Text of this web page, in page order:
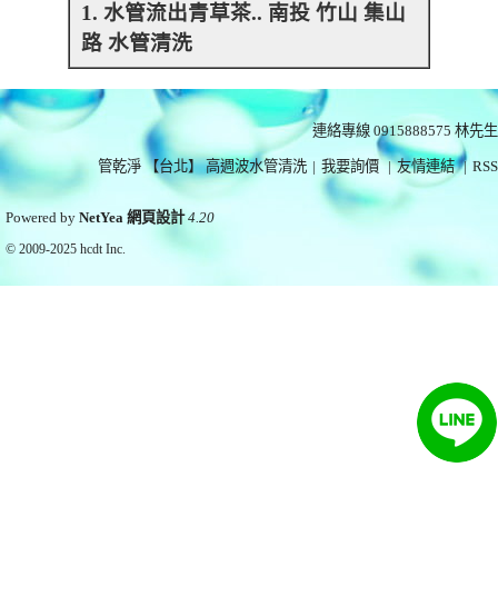
1. 水管流出青草茶.. 南投 竹山 集山
路 水管清洗
連絡專線 0915888575 林先生
管乾淨 【台北】 高週波水管清洗 | 我要詢價 | 友情連結 | RSS
Powered by NetYea 網頁設計 4.20
© 2009-2025 hcdt Inc.